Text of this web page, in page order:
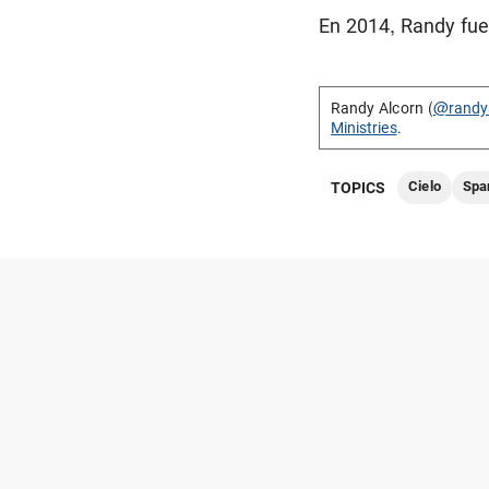
En 2014, Randy
Randy Alcorn (
Ministries.
TOPICS Cielo